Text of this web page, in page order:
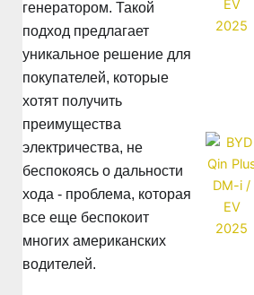
генератором. Такой
подход предлагает
уникальное решение для
покупателей, которые
хотят получить
преимущества
электричества, не
беспокоясь о дальности
хода - проблема, которая
все еще беспокоит
многих американских
водителей.